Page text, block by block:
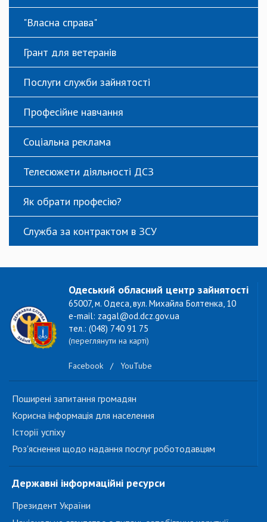
"Власна справа"
Грант для ветеранів
Послуги служби зайнятості
Професійне навчання
Соціальна реклама
Телесюжети діяльності ДСЗ
Як обрати професію?
Служба за контрактом в ЗСУ
Одеський обласний центр зайнятості
65007, м. Одеса, вул. Михайла Болтенка, 10
e-mail: zagal@od.dcz.gov.ua
тел.: (048) 740 91 75
(переглянути на карті)
Facebook / YouTube
Поширені запитання громадян
Корисна інформація для населення
Історії успіху
Роз'яснення щодо надання послуг роботодавцям
Державні інформаційні ресурси
Президент України